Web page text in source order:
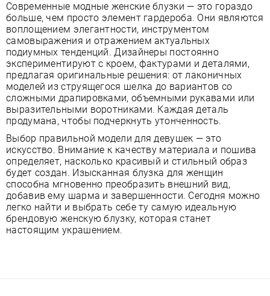
Современные модные женские блузки — это гораздо
больше, чем просто элемент гардероба. Они являются
воплощением элегантности, инструментом
самовыражения и отражением актуальных
подиумных тенденций. Дизайнеры постоянно
экспериментируют с кроем, фактурами и деталями,
предлагая оригинальные решения: от лаконичных
моделей из струящегося шелка до вариантов со
сложными драпировками, объемными рукавами или
выразительными воротниками. Каждая деталь
продумана, чтобы подчеркнуть утонченность.
Выбор правильной модели для девушек — это
искусство. Внимание к качеству материала и пошива
определяет, насколько красивый и стильный образ
будет создан. Изысканная блузка для женщин
способна мгновенно преобразить внешний вид,
добавив ему шарма и завершенности. Сегодня можно
легко найти и выбрать себе ту самую идеальную
брендовую женскую блузку, которая станет
настоящим украшением.